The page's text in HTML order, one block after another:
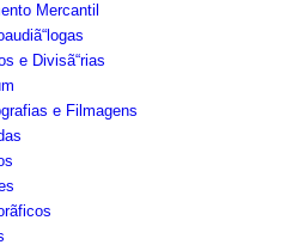
Mercantil
e Divisã“rias
e Filmagens